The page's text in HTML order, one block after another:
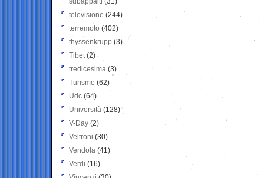
televisione(244)
terremoto (402)
thyssenkrupp (3)
Tibet(2)
tredicesima (3)
Turismo (62)
Udc (64)
Università (128)
V-Day (2)
Veltroni (30)
Vendola (41)
Verdi (16)